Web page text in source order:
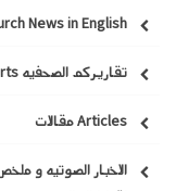
News in English
تقاريركم الصحفيه Your Reports
Articles مقالات
الاخبار الصوتيه و